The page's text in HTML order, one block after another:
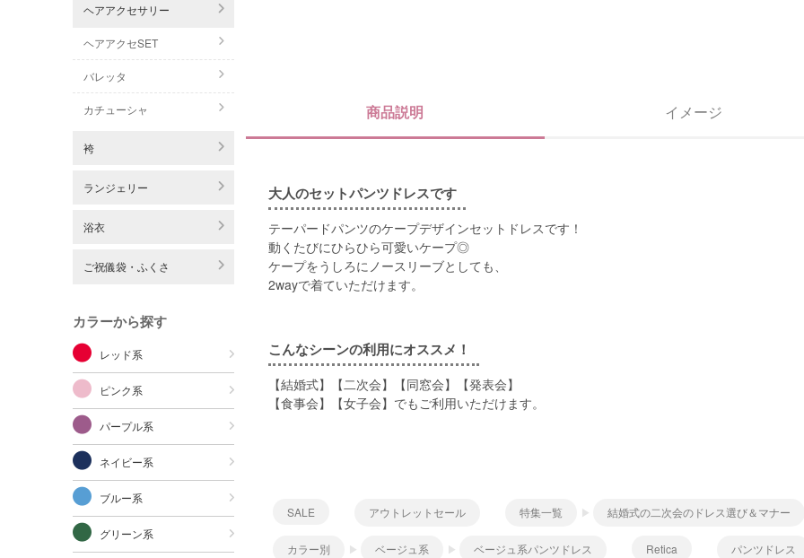
ヘアアクセサリー
ヘアアクセSET
バレッタ
カチューシャ
袴
ランジェリー
浴衣
ご祝儀袋・ふくさ
カラーから探す
レッド系
ピンク系
パープル系
ネイビー系
ブルー系
グリーン系
商品説明 イメージ
大人のセットパンツドレスです
テーパードパンツのケープデザインセットドレスです！
動くたびにひらひら可愛いケープ◎
ケープをうしろにノースリーブとしても、
2wayで着ていただけます。
こんなシーンの利用にオススメ！
【結婚式】【二次会】【同窓会】【発表会】
【食事会】【女子会】でもご利用いただけます。
SALE アウトレットセール 特集一覧 結婚式の二次会のドレス選び＆マナー
カラー別 ベージュ系 ベージュ系パンツドレス Retica パンツドレス